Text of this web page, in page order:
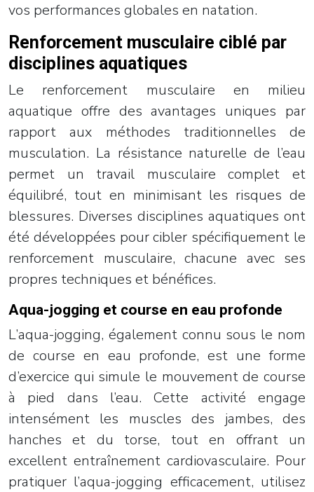
vos performances globales en natation.
Renforcement musculaire ciblé par
disciplines aquatiques
Le renforcement musculaire en milieu
aquatique offre des avantages uniques par
rapport aux méthodes traditionnelles de
musculation. La résistance naturelle de l’eau
permet un travail musculaire complet et
équilibré, tout en minimisant les risques de
blessures. Diverses disciplines aquatiques ont
été développées pour cibler spécifiquement le
renforcement musculaire, chacune avec ses
propres techniques et bénéfices.
Aqua-jogging et course en eau profonde
L’aqua-jogging, également connu sous le nom
de course en eau profonde, est une forme
d’exercice qui simule le mouvement de course
à pied dans l’eau. Cette activité engage
intensément les muscles des jambes, des
hanches et du torse, tout en offrant un
excellent entraînement cardiovasculaire. Pour
pratiquer l’aqua-jogging efficacement, utilisez